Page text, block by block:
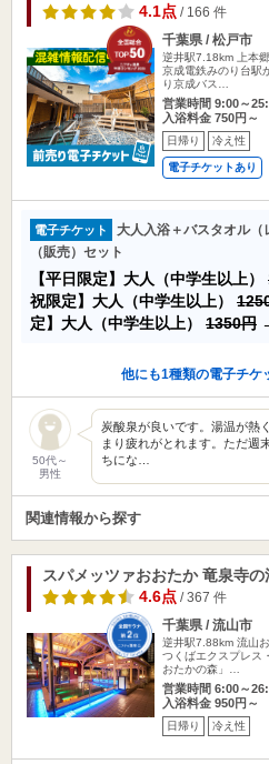
4.1点/ 166 件
千葉県 / 松戸市
逆井駅7.18km
上本
京成電鉄みのり台駅
り京成バス…
営業時間 9:00～
入浴料金 750円～
日帰り 冷え性
電子チケットあり
電子チケット
大人入浴＋バスタオル
（販売）セット
【平日限定】大人（中学生以上）
祝限定】大人（中学生以上）
定】大人（中学生以上） 1350円
他にも1種類の電子チケ
50代～
男性
炭酸泉が良いです。湯温が熱
まり疲れがとれます。ただ週
ちにな…
関連情報から探す
スパメッツァおおたか 竜泉寺の
4.6点/ 367 件
千葉県 / 流山市
逆井駅7.88km 流山
つくばエクスプレス
おたかの森」…
営業時間 6:00～
入浴料金 950円～
日帰り 冷え性